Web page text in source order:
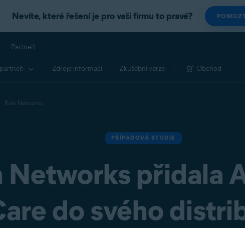
Nevíte, které řešení je pro vaši firmu to pravé?
Partneři
Zdroje informací Zkušební verze Obchod
Rain Networks
PŘÍPADOVÁ STUDIE
Networks přidala
do svého